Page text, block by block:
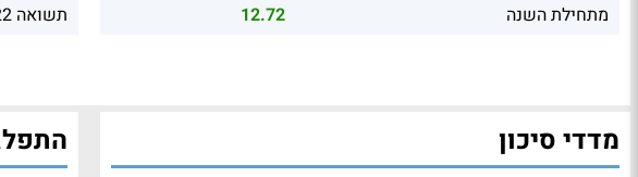
מתחילת השנה
12.72
תשואה 2022
מדדי סיכון